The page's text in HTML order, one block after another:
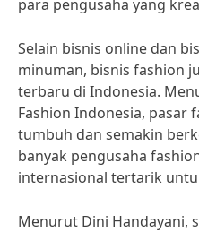
para pengusaha yang
Selain bisnis online dan
minuman, bisnis fashion
terbaru di Indonesia.
Fashion Indonesia, pasar
tumbuh dan semakin
banyak pengusaha
internasional tertarik
Menurut Dini Handayani,